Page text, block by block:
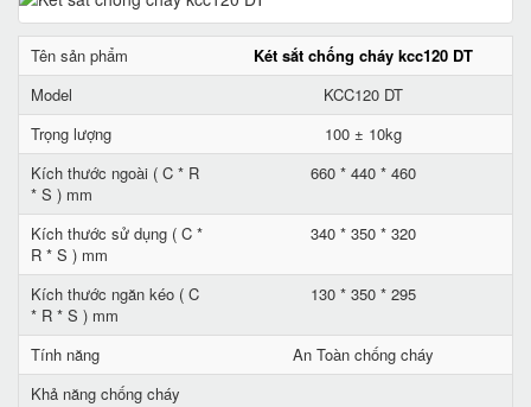
Tên sản phẩm
Két sắt chống cháy kcc120 DT
Model
KCC120 DT
Trọng lượng
100 ± 10kg
Kích thước ngoài ( C * R
* S ) mm
660 * 440 * 460
Kích thước sử dụng ( C *
R * S ) mm
340 * 350 * 320
Kích thước ngăn kéo ( C
* R * S ) mm
130 * 350 * 295
Tính năng
An Toàn chống cháy
Khả năng chống cháy